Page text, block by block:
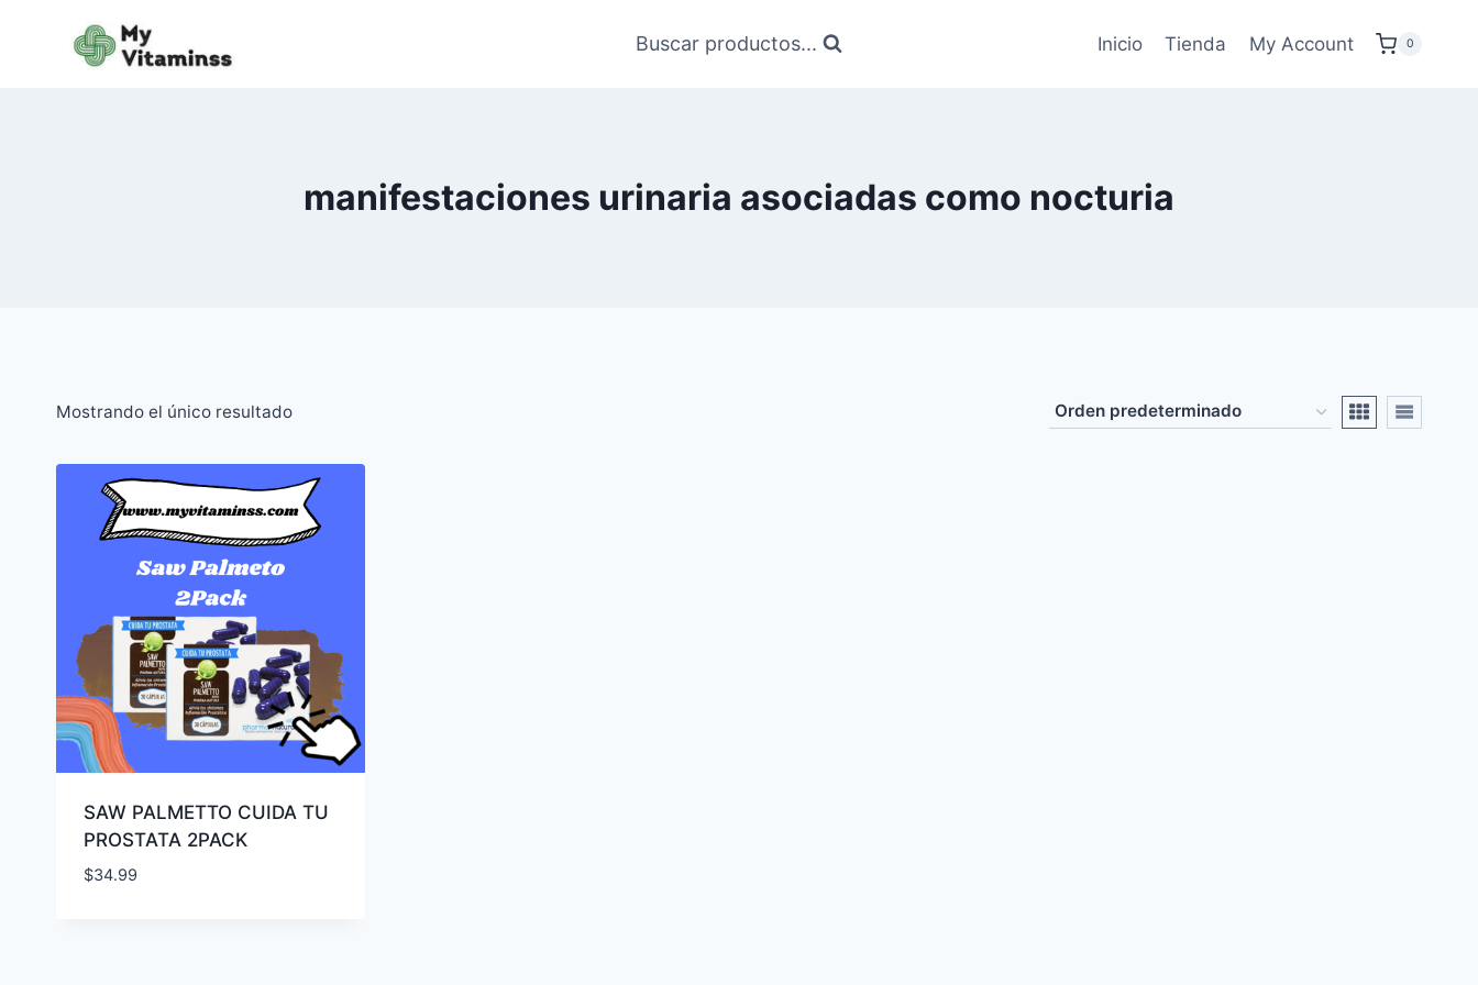
Buscar productos... Inicio Tienda My Account 0
manifestaciones urinaria asociadas como nocturia
Mostrando el único resultado
SAW PALMETTO CUIDA TU
PROSTATA 2PACK
$34.99